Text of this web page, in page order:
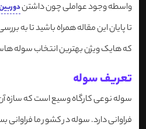
واسطه وجود عواملی چون داشتن
تا پایان این مقاله همراه باشید تا به
که هایک ویژن بهترین انتخاب سوله
تعریف سوله
سوله نوعی کارگاه وسیع است که سازه
فراوانی دارد. سوله در کشور ما فراوانی